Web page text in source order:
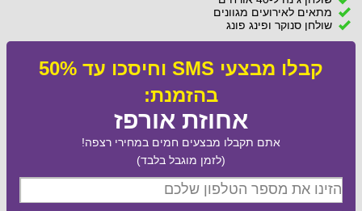
מתאים לאירועים מגוונים
שולחן סנוקר ופינג פונג
קבלו מבצעי SMS וחיסכו עד 50%
בהזמנת:
אחוזת אורפז
אתם תקבלו מבצעים חמים במחירי רצפה!
(לזמן מוגבל בלבד)